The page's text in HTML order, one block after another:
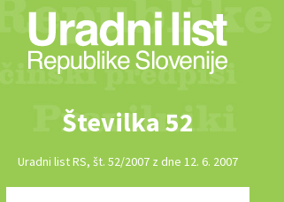
Številka 52
Uradni list RS, št. 52/2007 z dne 12. 6. 2007